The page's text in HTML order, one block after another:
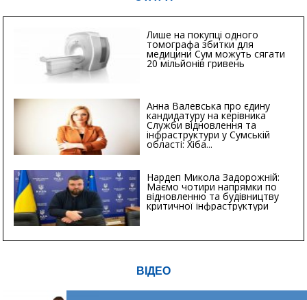
Лише на покупці одного
томографа збитки для
медицини Сум можуть сягати
20 мільйонів гривень
Анна Валевська про єдину
кандидатуру на керівника
Служби відновлення та
інфраструктури у Сумській
області: Хіба...
Нардеп Микола Задорожній:
Маємо чотири напрямки по
відновленню та будівництву
критичної інфраструктури
ВІДЕО